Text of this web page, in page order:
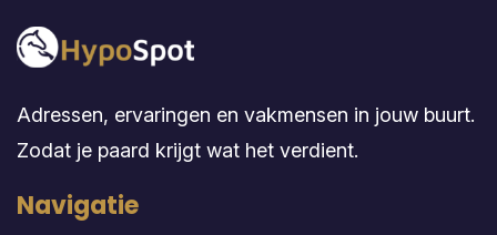
Adressen, ervaringen en vakmensen in jouw buurt.
Zodat je paard krijgt wat het verdient.
Navigatie